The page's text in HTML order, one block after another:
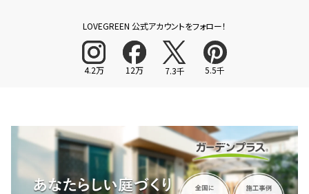
LOVEGREEN 公式アカウントをフォロー！
4.2万 12万 7.3千 5.5千